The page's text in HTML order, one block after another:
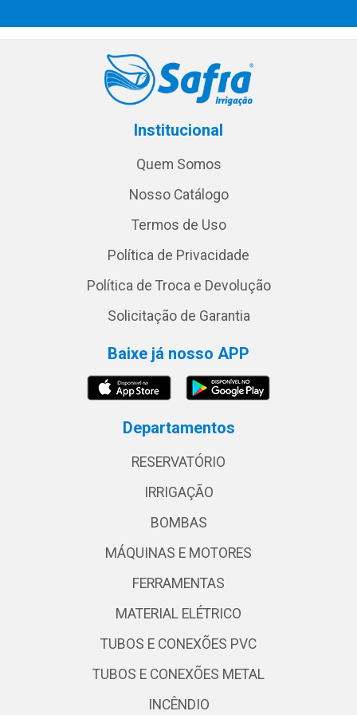
Institucional
Quem Somos
Nosso Catálogo
Termos de Uso
Política de Privacidade
Política de Troca e Devolução
Solicitação de Garantia
Baixe já nosso APP
Departamentos
RESERVATÓRIO
IRRIGAÇÃO
BOMBAS
MÁQUINAS E MOTORES
FERRAMENTAS
MATERIAL ELÉTRICO
TUBOS E CONEXÕES PVC
TUBOS E CONEXÕES METAL
INCÊNDIO